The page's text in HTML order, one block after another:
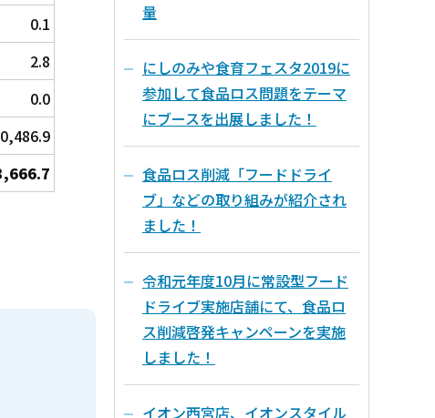
0.1
2.8
0.0
量
にしのみや食育フェスタ2019に
参加して食品ロス問題をテーマ
にブースを出展しました！
食品ロス削減「フードドライ
ブ」などの取り組みが紹介され
ました！
令和元年度10月に常設型フード
ドライブ実施店舗にて、食品ロ
ス削減啓発キャンペーンを実施
しました！
イオン西宮店、イオンスタイル